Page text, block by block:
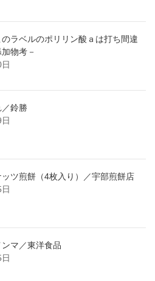
ラベルのポリリン酸ａは打ち間違
物考－
鈴勝
ッツ煎餅（4枚入り）／宇部煎餅店
マ／東洋食品